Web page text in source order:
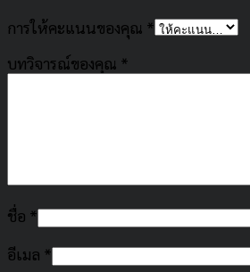
การให้คะแนนของคุณ *
บทวิจารณ์ของคุณ *
ชื่อ *
อีเมล *